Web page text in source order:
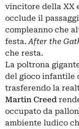
vincitore della XX
occlude il
compleanno che
festa.After the
che resta.
La poltrona
del gioco infantile
trasferendo la
Martin Creed
occupato da
ambiente ludico